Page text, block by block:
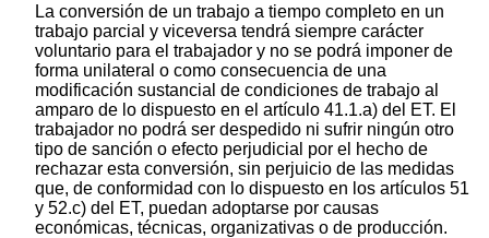
La conversión de un trabajo a tiempo completo en un
trabajo parcial y viceversa tendrá siempre carácter
voluntario para el trabajador y no se podrá imponer de
forma unilateral o como consecuencia de una
modificación sustancial de condiciones de trabajo al
amparo de lo dispuesto en el artículo 41.1.a) del ET. El
trabajador no podrá ser despedido ni sufrir ningún otro
tipo de sanción o efecto perjudicial por el hecho de
rechazar esta conversión, sin perjuicio de las medidas
que, de conformidad con lo dispuesto en los artículos 51
y 52.c) del ET, puedan adoptarse por causas
económicas, técnicas, organizativas o de producción.